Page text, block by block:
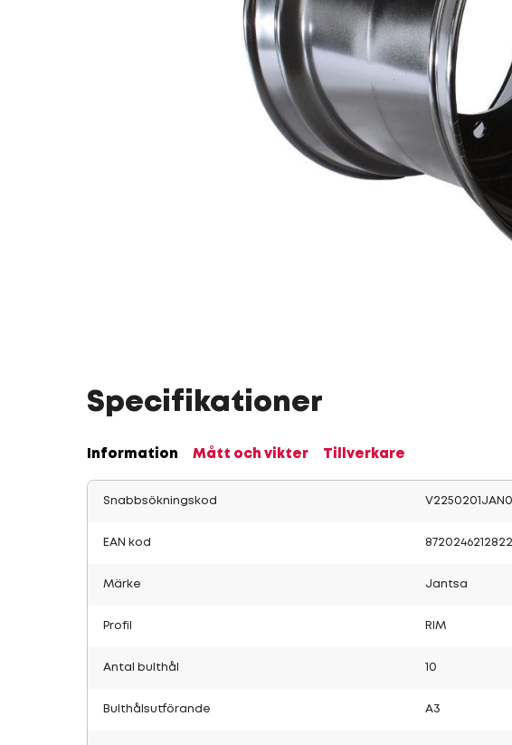
Specifikationer
Information Mått och vikter Tillverkare
Snabbsökningskod
EAN kod 8720246212822
Märke Jantsa
Profil RIM
Antal bulthål 10
Bulthålsutförande A3